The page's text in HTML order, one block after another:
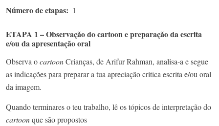
Número de etapas 1
ETAPA 1 – Observação do cartoon e preparação da escrita
e/ou da apresentação oral
Observa ocartoonCrianças, de Arifur Rahman, analisa-a e segue
as indicações para preparar a tua apreciação crítica escrita e/ou oral
da imagem.
Quando terminares o teu trabalho, lê os tópicos de interpretação do
cartoonque são propostos